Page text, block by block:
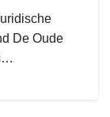
De Oude